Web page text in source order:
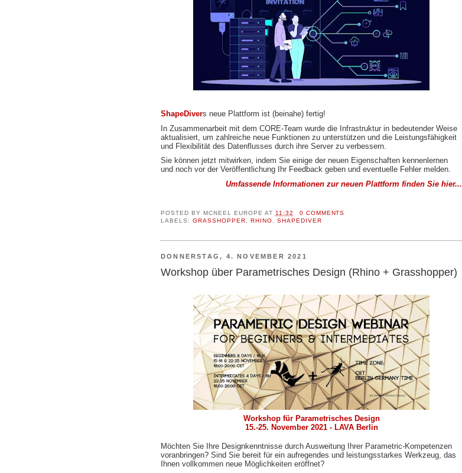
ShapeDivers neue Plattform ist (beinahe) fertig!
In Zusammenarbeit mit dem CORE-Team wurde die Infrastruktur in bedeutender Weise
aktualisiert, um zahlreiche neue Funktionen zu unterstützen und die Leistungsfähigkeit
und Flexibilität des Datenflusses durch ihre Server zu verbessern.
Sie können jetzt mitwirken, indem Sie einige der neuen Eigenschaften kennenlernen
und noch vor der Veröffentlichung Ihr Feedback geben und eventuelle Fehler melden.
Umfassende Informationen zur neuen Plattform finden Sie hier...
POSTED BY MCNEEL EUROPE AT 11:32
0 COMMENTS
LABELS: GRASSHOPPER RHINO SHAPEDIVER
DONNERSTAG, 4. NOVEMBER 2021
Workshop über Parametrisches Design (Rhino + Grasshopper)
Workshop für Parametrisches Design
15.-25. November 2021 - LAVA Berlin
Möchten Sie Ihre Designkenntnisse durch Ausweitung Ihrer Parametric-Kompetenzen
voranbringen? Sind Sie bereit für ein aufregendes und leistungsstarkes Werkzeug, das
Ihnen vollkommen neue Möglichkeiten eröffnet?